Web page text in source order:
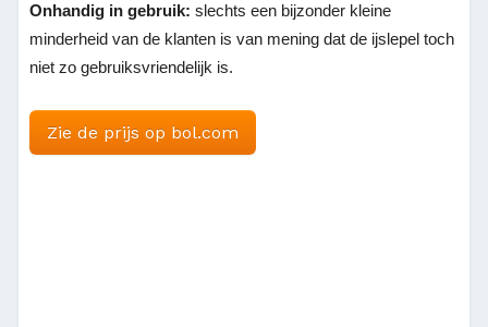
Onhandig in gebruik:slechts een bijzonder kleine
minderheid van de klanten is van mening dat de ijslepel toch
niet zo gebruiksvriendelijk is.
Zie de prijs op bol.com